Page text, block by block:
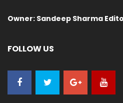
Owner: Sandeep Sharma
FOLLOW US